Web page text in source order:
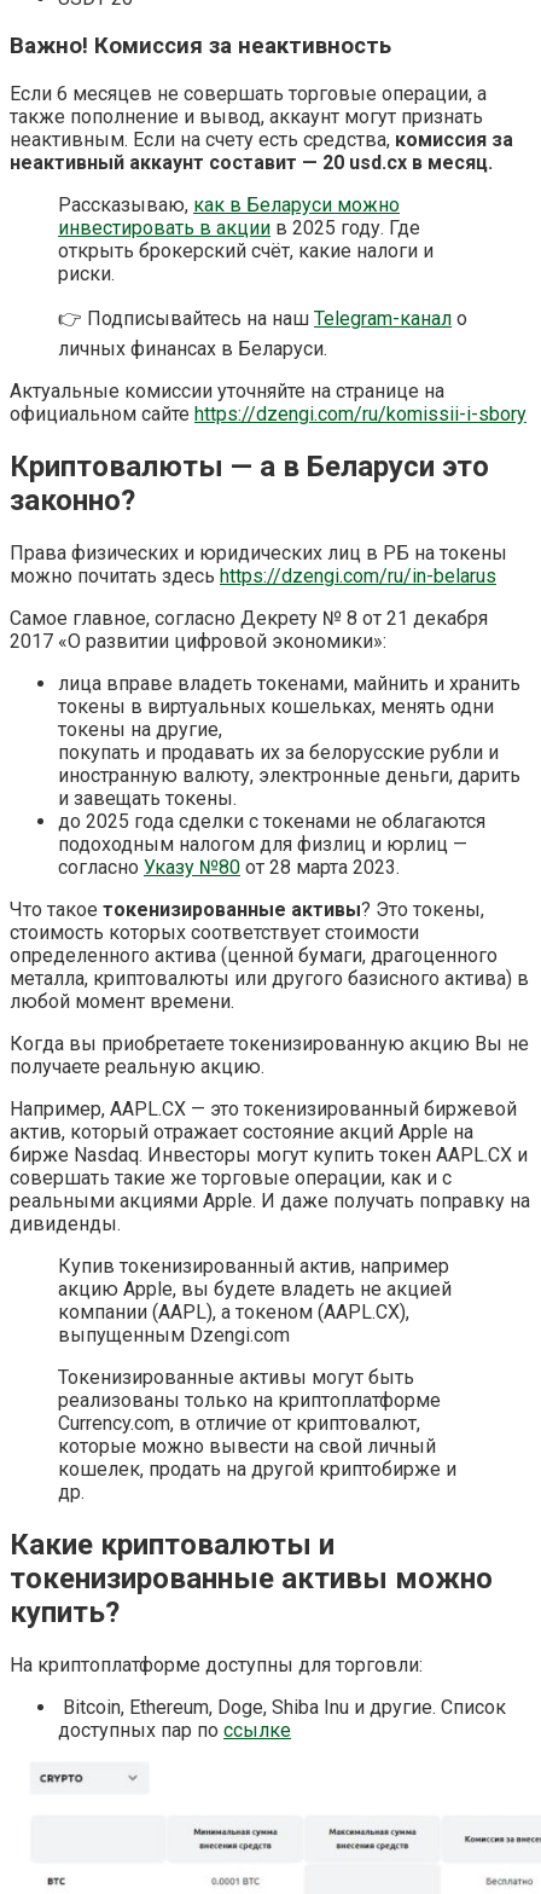
Важно! Комиссия за неактивность
Если 6 месяцев не совершать торговые операции, а
также пополнение и вывод, аккаунт могут признать
неактивным. Если на счету есть средства, комиссия за
неактивный аккаунт составит — 20 usd.cx в месяц.
Рассказываю, как в Беларуси можно
инвестировать в акции в 2025 году. Где
открыть брокерский счёт, какие налоги и
риски.
👉 Подписывайтесь на наш Telegram-канал о
личных финансах в Беларуси.
Актуальные комиссии уточняйте на странице на
официальном сайте https://dzengi.com/ru/komissii-i-sbory
Криптовалюты — а в Беларуси это
законно?
Права физических и юридических лиц в РБ на токены
можно почитать здесь https://dzengi.com/ru/in-belarus
Самое главное, согласно Декрету № 8 от 21 декабря
2017 «О развитии цифровой экономики»:
лица вправе владеть токенами, майнить и хранить
токены в виртуальных кошельках, менять одни
токены на другие,
покупать и продавать их за белорусские рубли и
иностранную валюту, электронные деньги, дарить
и завещать токены.
до 2025 года сделки с токенами не облагаются
подоходным налогом для физлиц и юрлиц —
согласно Указу №80 от 28 марта 2023.
Что такое токенизированные активы? Это токены,
стоимость которых соответствует стоимости
определенного актива (ценной бумаги, драгоценного
металла, криптовалюты или другого базисного актива) в
любой момент времени.
Когда вы приобретаете токенизированную акцию Вы не
получаете реальную акцию.
Например, AAPL.CX — это токенизированный биржевой
актив, который отражает состояние акций Apple на
бирже Nasdaq. Инвесторы могут купить токен AAPL.CX и
совершать такие же торговые операции, как и с
реальными акциями Apple. И даже получать поправку на
дивиденды.
Купив токенизированный актив, например
акцию Apple, вы будете владеть не акцией
компании (AAPL), а токеном (AAPL.CX),
выпущенным Dzengi.com
Токенизированные активы могут быть
реализованы только на криптоплатформе
Сurrency.com, в отличие от криптовалют,
которые можно вывести на свой личный
кошелек, продать на другой криптобирже и
др.
Какие криптовалюты и
токенизированные активы можно
купить?
На криптоплатформе доступны для торговли:
Bitcoin, Ethereum, Doge, Shiba Inu и другие. Список
доступных пар по ссылке